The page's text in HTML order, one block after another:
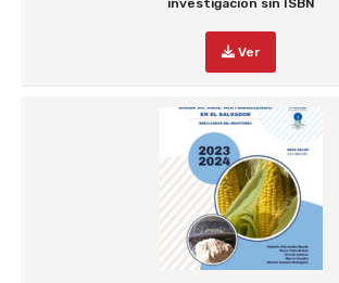
investigación sin ISBN
Ver